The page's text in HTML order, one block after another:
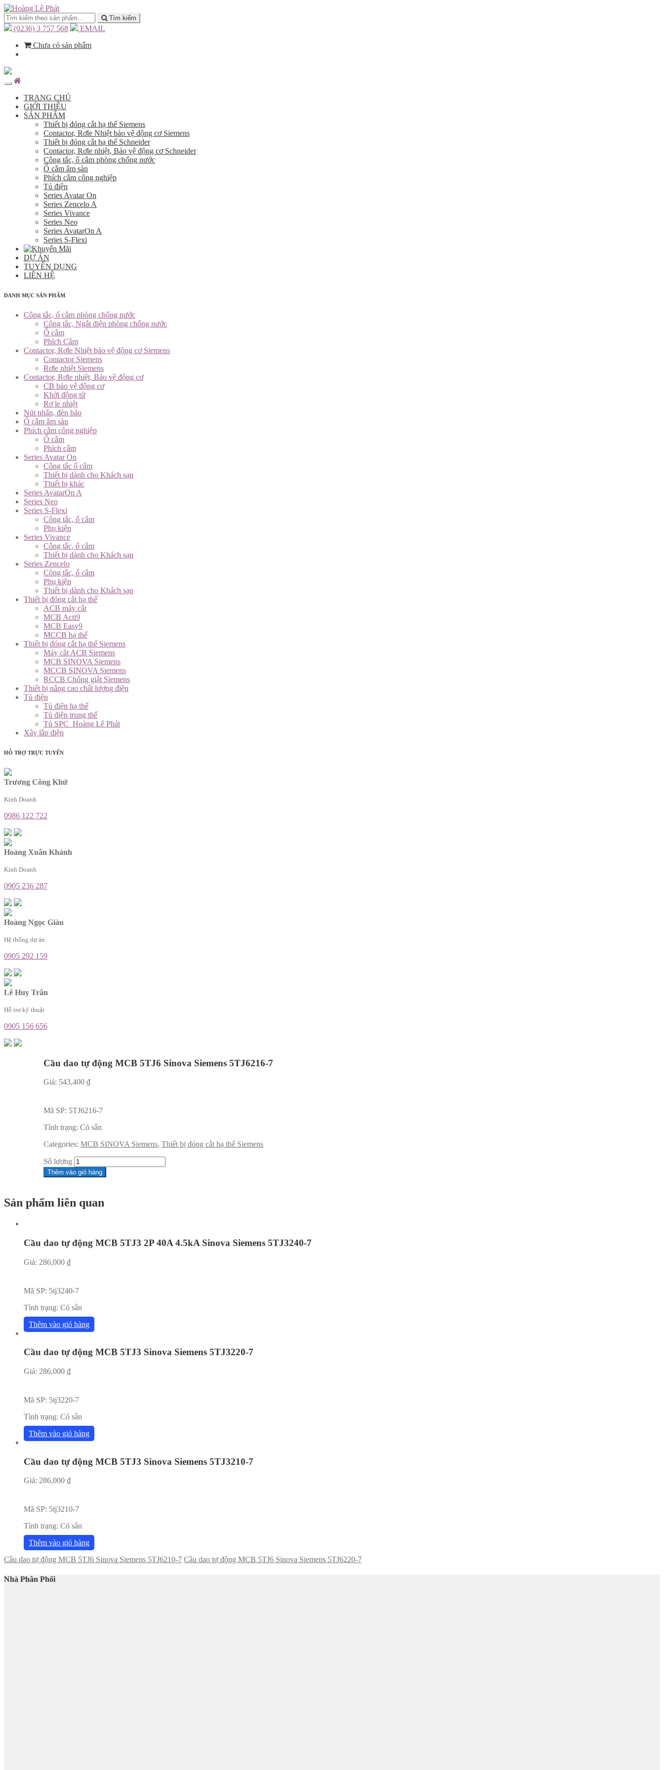
Tìm kiếm
(0236) 3 757 568
EMAIL
Chưa có sản phẩm
TRANG CHỦ
GIỚI THIỆU
SẢN PHẨM
Thiết bị đóng cắt hạ thế Siemens
Contactor, Rơle Nhiệt bảo vệ động cơ Siemens
Thiết bị đóng cắt hạ thế Schneider
Contactor, Rơle nhiệt, Bảo vệ động cơ Schneider
Công tắc, ổ cắm phòng chống nước
Ổ cắm âm sàn
Phích cắm công nghiệp
Tủ điện
Series Avatar On
Series Zencelo A
Series Vivance
Series Neo
Series AvatarOn A
Series S-Flexi
DỰ ÁN
TUYỂN DỤNG
LIÊN HỆ
DANH MỤC SẢN PHẨM
Công tắc, ổ cắm phòng chống nước
Công tắc, Ngắt điện phòng chống nước
Ổ cắm
Phích Cắm
Contactor, Rơle Nhiệt bảo vệ động cơ Siemens
Contactor Siemens
Rơle nhiệt Siemens
Contactor, Rơle nhiệt, Bảo vệ động cơ
CB bảo vệ động cơ
Khởi động từ
Rơ le nhiệt
Nút nhấn, đèn báo
Ổ cắm âm sàn
Phích cắm công nghiệp
Ổ cắm
Phích cắm
Series Avatar On
Công tắc ổ cắm
Thiết bị dành cho Khách sạn
Thiết bị khác
Series AvatarOn A
Series Neo
Series S-Flexi
Công tắc, ổ cắm
Phụ kiện
Series Vivance
Công tắc, ổ cắm
Thiết bị dành cho Khách sạn
Series Zencelo
Công tắc, ổ cắm
Phụ kiện
Thiết bị dành cho Khách sạn
Thiết bị đóng cắt hạ thế
ACB máy cắt
MCB Acti9
MCB Easy9
MCCB hạ thế
Thiết bị đóng cắt hạ thế Siemens
Máy cắt ACB Siemens
MCB SINOVA Siemens
MCCB SINOVA Siemens
RCCB Chống giật Siemens
Thiết bị nâng cao chất lượng điện
Tủ điện
Tủ điện hạ thế
Tủ điện trung thế
Tủ SPC_Hoàng Lê Phát
Xây lắp điện
HỖ TRỢ TRỰC TUYẾN
Trương Công Khứ
Kinh Doanh
0986 122 722
Hoàng Xuân Khánh
Kinh Doanh
0905 236 287
Hoàng Ngọc Giàu
Hệ thống dự án
0905 292 159
Lê Huy Trân
Hỗ trợ kỹ thuật
0905 156 656
Cầu dao tự động MCB 5TJ6 Sinova Siemens 5TJ6216-7
Giá: 543,400 ₫
Mã SP: 5TJ6216-7
Tình trạng: Có sẵn
Categories: MCB SINOVA Siemens, Thiết bị đóng cắt hạ thế Siemens
Sô lượng
Thêm vào giỏ hàng
Sản phẩm liên quan
Cầu dao tự động MCB 5TJ3 2P 40A 4.5kA Sinova Siemens 5TJ3240-7
Giá: 286,000 ₫
Mã SP: 5tj3240-7
Tình trạng: Có sẵn
Thêm vào giỏ hàng
Cầu dao tự động MCB 5TJ3 Sinova Siemens 5TJ3220-7
Giá: 286,000 ₫
Mã SP: 5tj3220-7
Tình trạng: Có sẵn
Thêm vào giỏ hàng
Cầu dao tự động MCB 5TJ3 Sinova Siemens 5TJ3210-7
Giá: 286,000 ₫
Mã SP: 5tj3210-7
Tình trạng: Có sẵn
Thêm vào giỏ hàng
Cầu dao tự động MCB 5TJ6 Sinova Siemens 5TJ6210-7 Cầu dao tự động MCB 5TJ6 Sinova Siemens 5TJ6220-7
Nhà Phân Phối